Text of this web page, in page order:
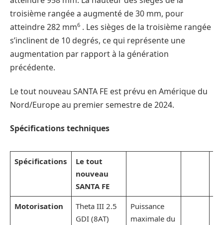
troisième rangée a augmenté de 30 mm, pour
atteindre 282 mm6 . Les sièges de la troisième rangée
s’inclinent de 10 degrés, ce qui représente une
augmentation par rapport à la génération
précédente.
Le tout nouveau SANTA FE est prévu en Amérique du
Nord/Europe au premier semestre de 2024.
Spécifications techniques
Spécifications
Le tout
nouveau
SANTA FE
Motorisation
Theta III 2.5
GDI (8AT)
Puissance
maximale du